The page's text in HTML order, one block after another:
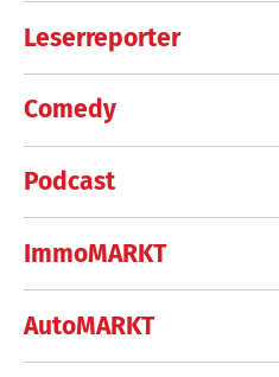
Leserreporter
Comedy
Podcast
ImmoMARKT
AutoMARKT